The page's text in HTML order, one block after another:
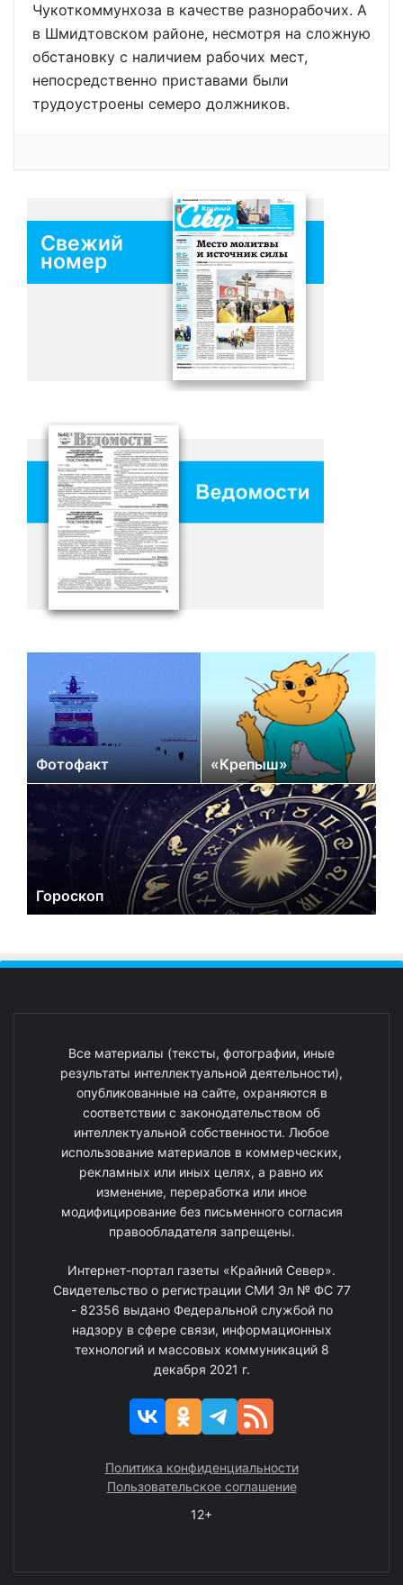
Чукоткоммунхоза в качестве разнорабочих. А
в Шмидтовском районе, несмотря на сложную
обстановку с наличием рабочих мест,
непосредственно приставами были
трудоустроены семеро должников.
Свежий
номер
Фотофакт «Крепыш»
Гороскоп
Все материалы (тексты, фотографии, иные
результаты интеллектуальной деятельности),
опубликованные на сайте, охраняются в
соответствии с законодательством об
интеллектуальной собственности. Любое
использование материалов в коммерческих,
рекламных или иных целях, а равно их
изменение, переработка или иное
модифицирование без письменного согласия
правообладателя запрещены.
Интернет-портал газеты «Крайний Север».
Свидетельство о регистрации СМИ Эл № ФС 77
- 82356 выдано Федеральной службой по
надзору в сфере связи, информационных
технологий и массовых коммуникаций 8
декабря 2021 г.
Политика конфиденциальности
Пользовательское соглашение
12+